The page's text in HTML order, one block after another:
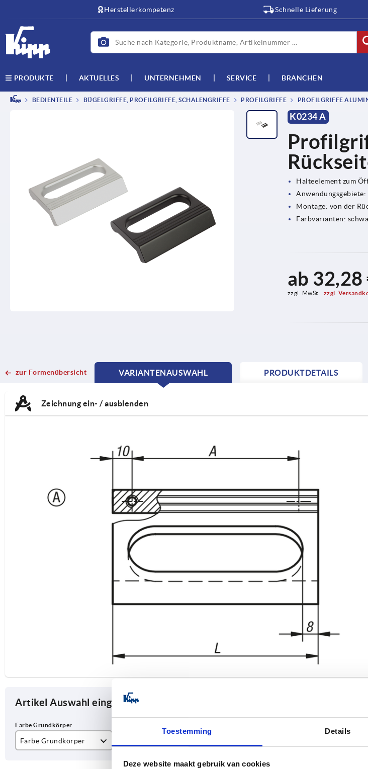
Toestemming Details
Deze website maakt gebruik van cookies
Herstellerkompetenz Schnelle Lieferung
PRODUKTE AKTUELLES UNTERNEHMEN SERVICE BRANCHEN
BEDIENTEILE BÜGELGRIFFE, PROFILGRIFFE, SCHALENGRIFFE PROFILGRIFFE PROFILGRIFFE
K0234 A
Halteelement zum
Montage: von der
Farbvarianten:
ab 32,28
zzgl. MwSt. zzgl.
zur Formenübersicht
VARIANTENAUSWAHL
CURRENT
CURRENT
PRODUKTDETAILS
Zeichnung ein- / ausblenden
Artikel Auswahl eingrenzen
Farbe Grundkörper
86 M6